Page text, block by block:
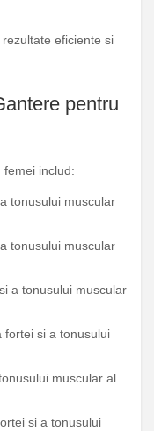
eficiente si
pentru
femei includ:
tonusului muscular
tonusului muscular
a tonusului muscular
fortei si a tonusului
muscular al
si a tonusului